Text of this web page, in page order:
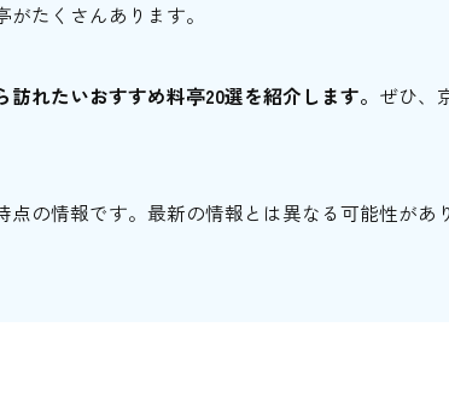
たくさんあります。
訪れたいおすすめ料亭20選を紹介します。 ぜひ、
の情報です。最新の情報とは異なる可能性があ